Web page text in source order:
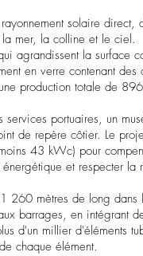
solaire
mer, la colline et le ciel.
agrandissent la surface
en verre contenant des
production totale de
portuaires, un
de repère côtier. Le
43 kWc) pour
et respecter la
mètres de long
barrages, en intégrant
d'un millier d'éléments
chaque élément.